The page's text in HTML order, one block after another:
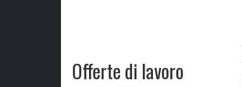
Offerte di lavoro